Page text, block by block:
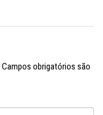
Campos obrigatórios são